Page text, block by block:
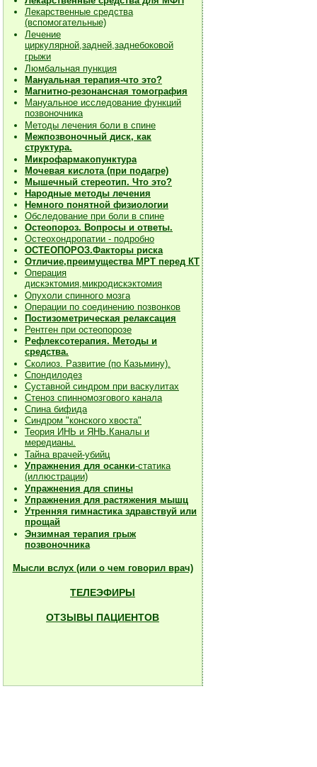
Лекарственные средства
(вспомогательные)
Лечение
циркулярной,задней,заднебоковой
грыжи
Люмбальная пункция
Мануальная терапия-что это?
Магнитно-резонансная томография
Мануальное исследование функций
позвоночника
Методы лечения боли в спине
Межпозвоночный диск, как
структура.
Микрофармакопунктура
Мочевая кислота (при подагре)
Мышечный стереотип. Что это?
Народные методы лечения
Немного понятной физиологии
Обследование при боли в спине
Остеопороз. Вопросы и ответы.
Остеохондропатии - подробно
ОСТЕОПОРОЗ.Факторы риска
Отличие,преимущества МРТ перед КТ
Операция
дискэктомия,микродискэктомия
Опухоли спинного мозга
Операции по соединению позвонков
Постизометрическая релаксация
Рентген при остеопорозе
Рефлексотерапия. Методы и
средства.
Сколиоз. Развитие (по Казьмину).
Спондилодез
Суставной синдром при васкулитах
Стеноз спинномозгового канала
Спина бифида
Синдром "конского хвоста"
Теория ИНЬ и ЯНЬ.Каналы и
мередианы.
Тайна врачей-убийц
Упражнения для осанки-статика
(иллюстрации)
Упражнения для спины
Упражнения для растяжения мышц
Утренняя гимнастика здравствуй или
прощай
Энзимная терапия грыж
позвоночника
Мысли вслух (или о чем говорил врач)
ТЕЛЕЭФИРЫ
ОТЗЫВЫ ПАЦИЕНТОВ